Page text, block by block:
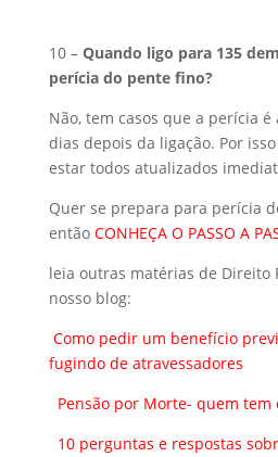
10 – Quando ligo para 135
perícia do pente fino?
Não, tem casos que a perícia é
dias depois da ligação. Por
estar todos atualizados
Quer se prepara para perícia
entãoCONHEÇA O PASSO A
leia outras matérias de Direito
nosso blog:
Como pedir um benefício
fugindo de atravessadores
Pensão por Morte- quem tem
10 perguntas e respostas